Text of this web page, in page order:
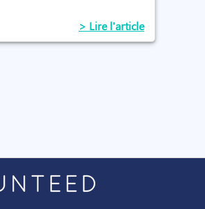
> Lire l'article